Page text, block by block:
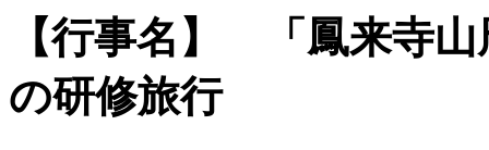
【行事名】
「鳳来寺
の研修旅行